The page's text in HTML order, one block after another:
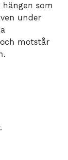
som
under
motstår